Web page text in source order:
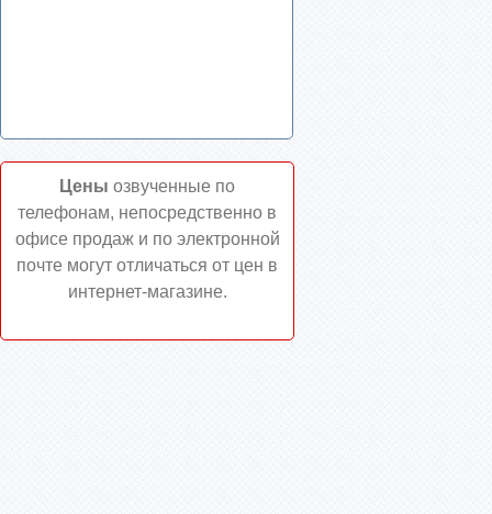
Цены озвученные по
телефонам, непосредственно в
офисе продаж и по электронной
почте могут отличаться от цен в
интернет-магазине.